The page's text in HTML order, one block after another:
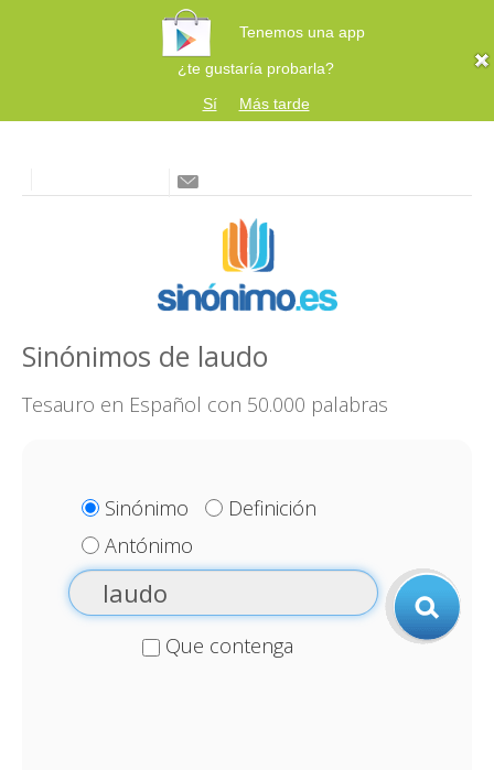
Tenemos una app
¿te gustaría probarla?
Sí
Más tarde
Sinónimos de laudo
Tesauro en Español con 50.000 palabras
Sinónimo
Definición
Antónimo
Que contenga